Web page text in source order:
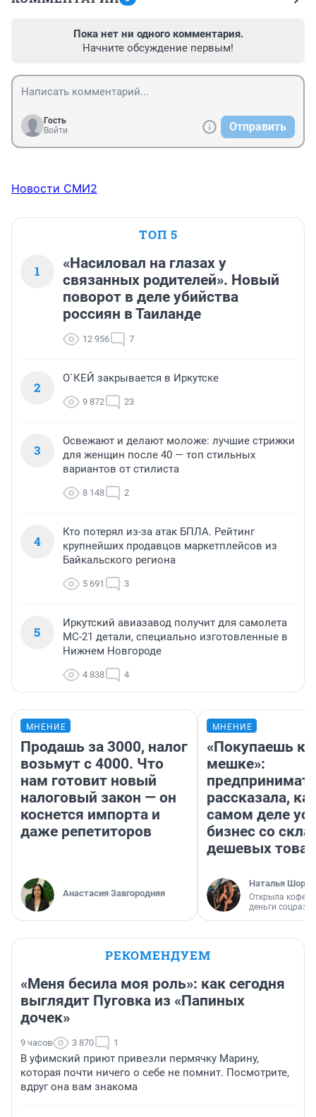
Пока нет ни одного комментария.
Начните обсуждение первым!
Гость
Войти
Отправить
Новости СМИ2
ТОП 5
1
«Насиловал на глазах у
связанных родителей». Новый
поворот в деле убийства
россиян в Таиланде
12 956 7
2
О`КЕЙ закрывается в Иркутске
9 872 23
3
Освежают и делают моложе: лучшие стрижки
для женщин после 40 — топ стильных
вариантов от стилиста
8 148 2
4
Кто потерял из-за атак БПЛА. Рейтинг
крупнейших продавцов маркетплейсов из
Байкальского региона
5 691 3
5
Иркутский авиазавод получит для самолета
МС-21 детали, специально изготовленные в
Нижнем Новгороде
4 838 4
МНЕНИЕ
Продашь за 3000, налог
возьмут с 4000. Что
нам готовит новый
налоговый закон — он
коснется импорта и
даже репетиторов
Анастасия Завгородняя
МНЕНИЕ
«Покупаешь
мешке»:
рассказала,
самом деле
бизнес со
дешевых
Наталья
Открыла
деньги
РЕКОМЕНДУЕМ
«Меня бесила моя роль»: как сегодня
выглядит Пуговка из «Папиных
дочек»
9 часов 3 870 1
В уфимский приют привезли пермячку Марину,
которая почти ничего о себе не помнит. Посмотрите,
вдруг она вам знакома